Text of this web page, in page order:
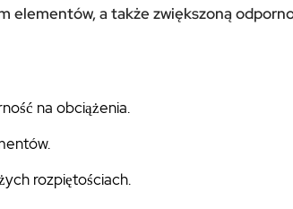
elementów, a także zwiększoną
na obciążenia.
rozpiętościach.